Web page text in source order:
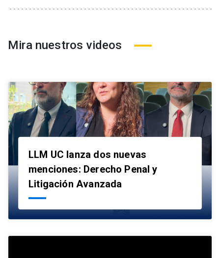
Mira nuestros videos
LLM UC lanza dos nuevas
menciones: Derecho Penal y
Litigación Avanzada